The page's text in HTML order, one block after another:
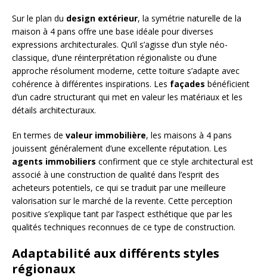
Sur le plan du design extérieur, la symétrie naturelle de la
maison à 4 pans offre une base idéale pour diverses
expressions architecturales. Qu’il s’agisse d’un style néo-
classique, d’une réinterprétation régionaliste ou d’une
approche résolument moderne, cette toiture s’adapte avec
cohérence à différentes inspirations. Les façades bénéficient
d’un cadre structurant qui met en valeur les matériaux et les
détails architecturaux.
En termes de valeur immobilière, les maisons à 4 pans
jouissent généralement d’une excellente réputation. Les
agents immobiliers confirment que ce style architectural est
associé à une construction de qualité dans l’esprit des
acheteurs potentiels, ce qui se traduit par une meilleure
valorisation sur le marché de la revente. Cette perception
positive s’explique tant par l’aspect esthétique que par les
qualités techniques reconnues de ce type de construction.
Adaptabilité aux différents styles
régionaux